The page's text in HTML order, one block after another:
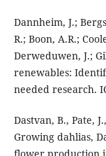
Dannheim, J.;
R.; Boon, A.R.;
Derweduwen, J.;
renewables:
needed research.
Dastvan, B., Pate,
Growing dahlias,